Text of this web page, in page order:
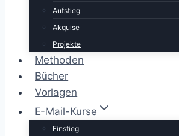
Aufstieg
Akquise
Projekte
Methoden
Bücher
Vorlagen
E-Mail-Kurse
Einstieg